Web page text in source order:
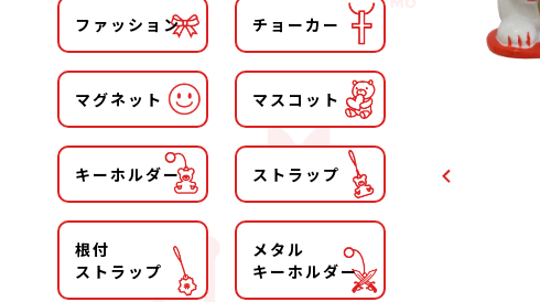
ファッション チョーカー
マグネット マスコット
キーホルダー ストラップ
根付
ストラップ
メタル
キーホルダー